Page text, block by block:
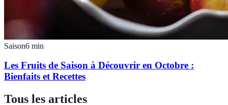
Saison6 min
Les Fruits de Saison à Découvrir en Octobre :
Bienfaits et Recettes
Tous les articles